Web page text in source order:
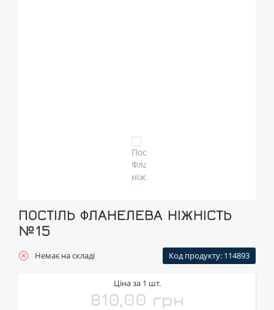
ПОСТІЛЬ ФЛАНЕЛЕВА НІЖНІСТЬ
№15
Немає на складі Код продукту: 114893
Ціна за 1 шт.
810,00 грн